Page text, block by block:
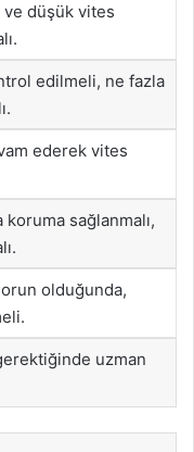
ve düşük vites
edilmeli, ne fazla
ederek vites
koruma sağlanmalı,
olduğunda,
uzman